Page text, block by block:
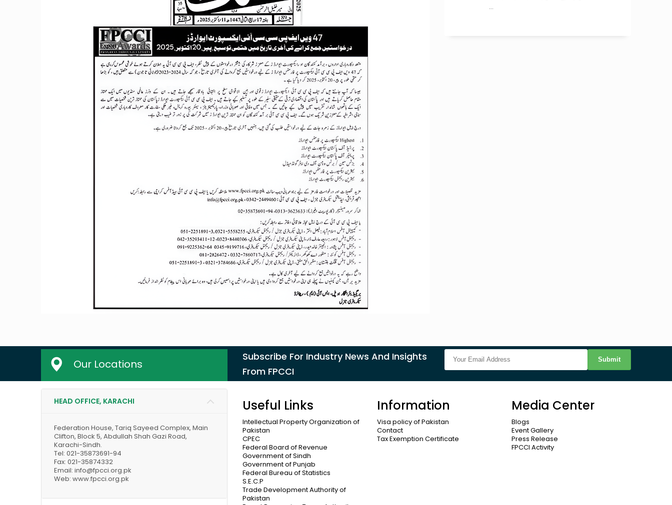
...
Our Locations
Subscribe For Industry News And Insights
From FPCCI
Submit
HEAD OFFICE, KARACHI
Federation House, Tariq Sayeed Complex, Main
Clifton, Block 5, Abdullah Shah Gazi Road,
Karachi-Sindh.
Tel: 021-35873691-94
Fax: 021-35874332
Email: info@fpcci.org.pk
Web: www.fpcci.org.pk
Useful Links
Intellectual Property Organization of
Pakistan
CPEC
Federal Board of Revenue
Government of Sindh
Government of Punjab
Federal Bureau of Statistics
S.E.C.P
Trade Development Authority of
Pakistan
Information
Visa policy of Pakistan
Contact
Tax Exemption Certificate
Media Center
Blogs
Event Gallery
Press Release
FPCCI Activity